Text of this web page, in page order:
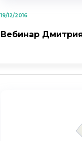
19/12/2016
Вебинар